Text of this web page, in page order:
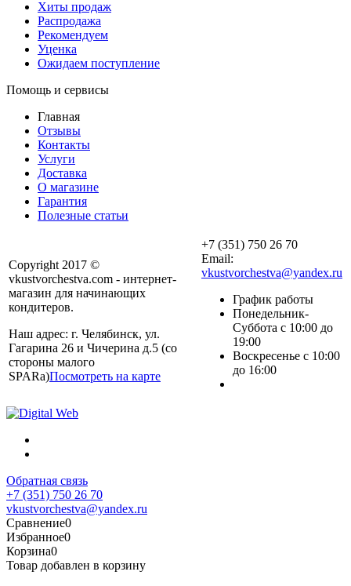
Хиты продаж
Распродажа
Рекомендуем
Уценка
Ожидаем поступление
Помощь и сервисы
Главная
Отзывы
Контакты
Услуги
Доставка
О магазине
Гарантия
Полезные статьи
Copyright 2017 ©
vkustvorchestva.com - интернет-
магазин для начинающих
кондитеров.
Наш адрес: г. Челябинск, ул.
Гагарина 26 и Чичерина д.5 (со
стороны малого
SPARa)Посмотреть на карте
+7 (351) 750 26 70
Email:
vkustvorchestva@yandex.ru
График работы
Понедельник-
Суббота с 10:00 до
19:00
Воскресенье с 10:00
до 16:00
Обратная связь
+7 (351) 750 26 70
vkustvorchestva@yandex.ru
Сравнение0
Избранное0
Корзина0
Товар добавлен в корзину